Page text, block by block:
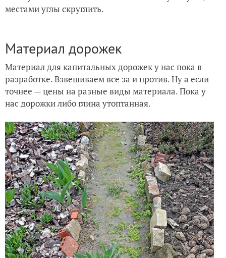
местами углы скруглить.
Материал дорожек
Материал для капитальных дорожек у нас пока в
разработке. Взвешиваем все за и против. Ну а если
точнее — цены на разные виды материала. Пока у
нас дорожки либо глина утоптанная.